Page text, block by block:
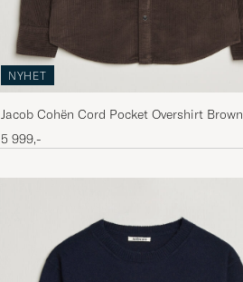
NYHET
Jacob Cohën Cord Pocket Overshirt Brown
5 999,-